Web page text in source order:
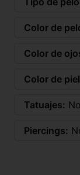
Color de
Color de
Color de
Tatuajes: No
Piercings: